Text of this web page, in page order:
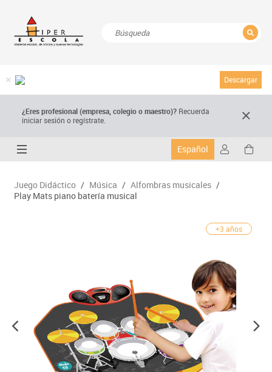
Descargar
¿Eres profesional (empresa, colegio o maestro)? Recuerda
iniciar sesión o regístrate.
Español
Juego Didáctico / Música / Alfombras musicales /
Play Mats piano batería musical
+3 años